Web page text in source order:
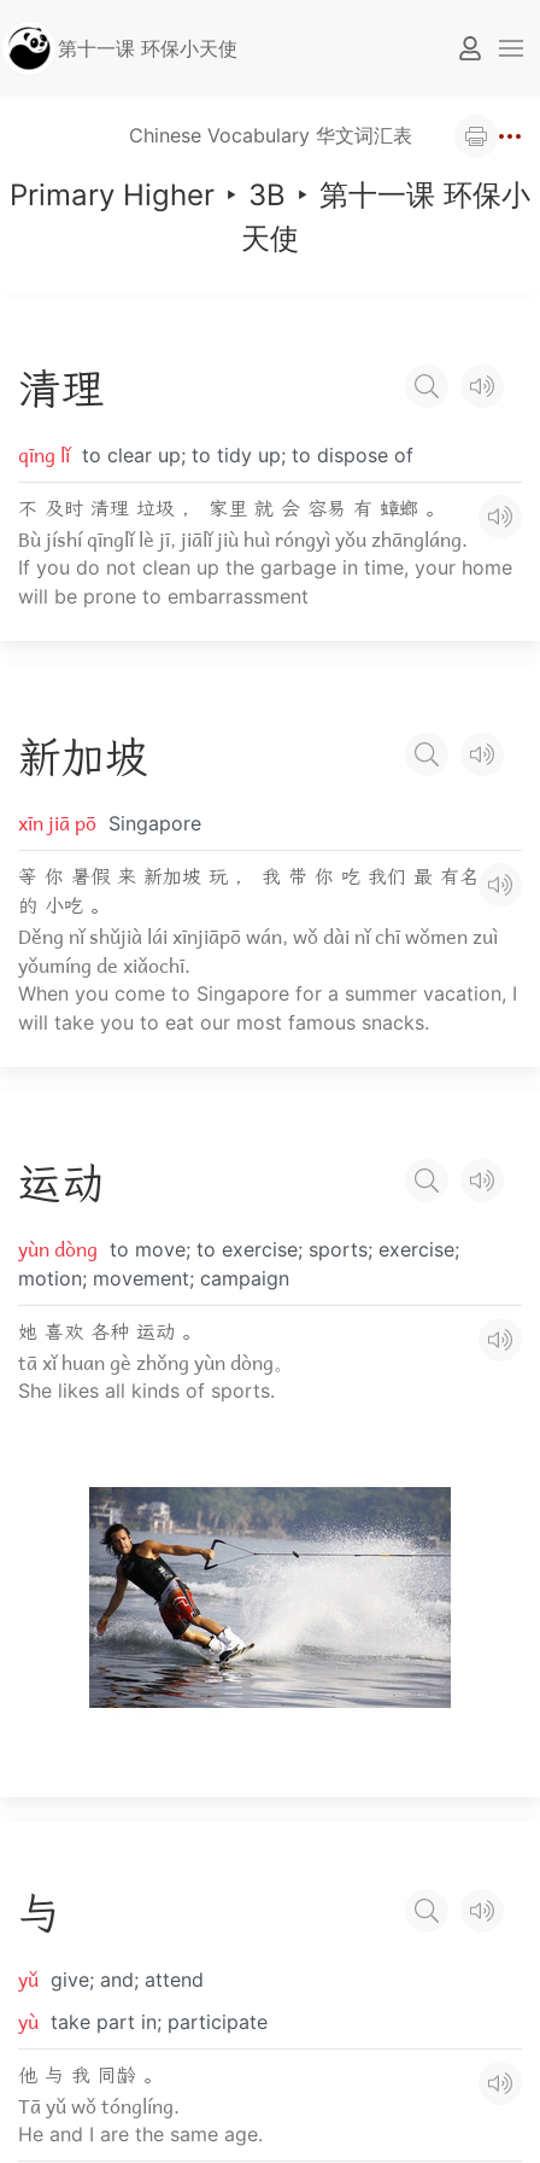
第十一课 环保小天使
Chinese Vocabulary 华文词汇表
Primary Higher ‣ 3B ‣ 第十一课 环保小
天使
清理
qīng lǐ to clear up; to tidy up; to dispose of
不 及时 清理 垃圾 ， 家里 就 会 容易 有 蟑螂 。
Bù jíshí qīnglǐ lè jī, jiālǐ jiù huì róngyì yǒu zhāngláng.
If you do not clean up the garbage in time, your home
will be prone to embarrassment
新加坡
xīn jiā pō Singapore
等 你 暑假 来 新加坡 玩 ， 我 带 你 吃 我们 最 有名
的 小吃 。
Děng nǐ shǔjià lái xīnjiāpō wán, wǒ dài nǐ chī wǒmen zuì
yǒumíng de xiǎochī.
When you come to Singapore for a summer vacation, I
will take you to eat our most famous snacks.
运动
yùn dòng to move; to exercise; sports; exercise;
motion; movement; campaign
她 喜欢 各种 运动 。
tā xǐ huan gè zhǒng yùn dòng。
She likes all kinds of sports.
与
yǔ give; and; attend
yù take part in; participate
他 与 我 同龄 。
Tā yǔ wǒ tónglíng.
He and I are the same age.